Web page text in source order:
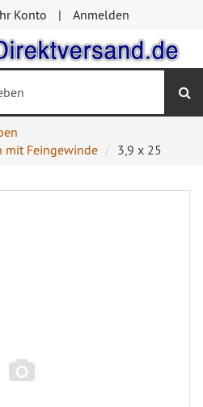
Konto Anmelden
mit Feingewinde
3,9 x 25